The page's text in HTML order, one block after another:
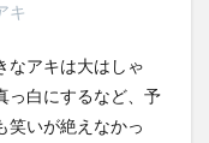
キ
なアキは大はしゃ
っ白にするなど、予
笑いが絶えなかっ